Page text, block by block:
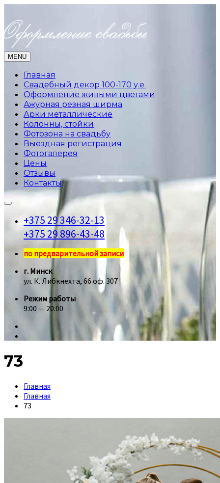
MENU
Главная
Свадебный декор 100-170 у.е.
Оформление живыми цветами
Ажурная резная ширма
Арки металлические
Колонны, стойки
Фотозона на свадьбу
Выездная регистрация
Фотогалерея
Цены
Отзывы
Контакты
+375 29 346-32-13
+375 29 896-43-48
по предварительной записи
г. Минск
ул. К. Либкнехта, 66 оф. 307
Режим работы
9:00 — 20:00
73
Главная
Главная
73